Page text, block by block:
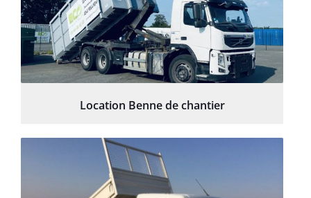
Location Benne de chantier